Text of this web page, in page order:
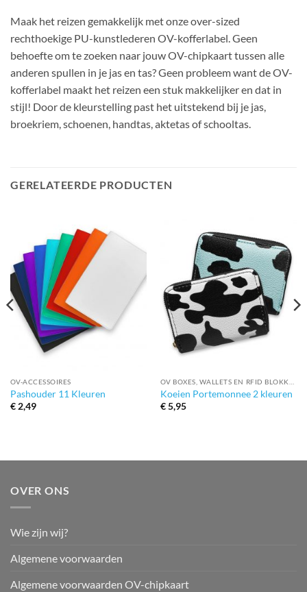
Maak het reizen gemakkelijk met onze over-sized
rechthoekige PU-kunstlederen OV-kofferlabel. Geen
behoefte om te zoeken naar jouw OV-chipkaart tussen alle
anderen spullen in je jas en tas? Geen probleem want de OV-
kofferlabel maakt het reizen een stuk makkelijker en dat in
stijl! Door de kleurstelling past het uitstekend bij je jas,
broekriem, schoenen, handtas, aktetas of schooltas.
GERELATEERDE PRODUCTEN
OV-ACCESSOIRES
Pashouder 11 Kleuren
€2,49
Koeien Portemonnee 2 kleuren
€5,95
OVER ONS
Wie zijn wij?
Algemene voorwaarden
Algemene voorwaarden OV-chipkaart